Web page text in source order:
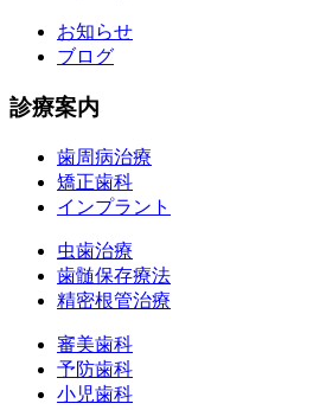
お知らせ
ブログ
診療案内
歯周病治療
矯正歯科
インプラント
虫歯治療
歯髄保存療法
精密根管治療
審美歯科
予防歯科
小児歯科